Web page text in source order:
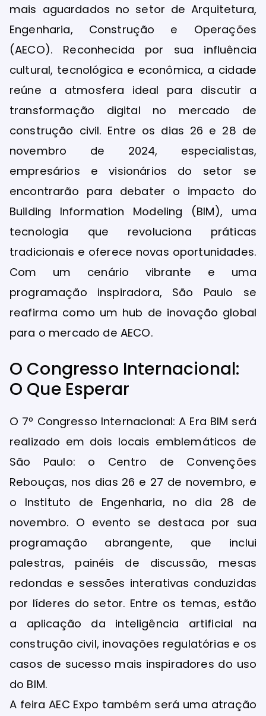
mais aguardados no setor de Arquitetura,
Engenharia, Construção e Operações
(AECO). Reconhecida por sua influência
cultural, tecnológica e econômica, a cidade
reúne a atmosfera ideal para discutir a
transformação digital no mercado de
construção civil. Entre os dias 26 e 28 de
novembro de 2024, especialistas,
empresários e visionários do setor se
encontrarão para debater o impacto do
Building Information Modeling (BIM), uma
tecnologia que revoluciona práticas
tradicionais e oferece novas oportunidades.
Com um cenário vibrante e uma
programação inspiradora, São Paulo se
reafirma como um hub de inovação global
para o mercado de AECO.
O Congresso Internacional:
O Que Esperar
O 7º Congresso Internacional: A Era BIM será
realizado em dois locais emblemáticos de
São Paulo: o Centro de Convenções
Rebouças, nos dias 26 e 27 de novembro, e
o Instituto de Engenharia, no dia 28 de
novembro. O evento se destaca por sua
programação abrangente, que inclui
palestras, painéis de discussão, mesas
redondas e sessões interativas conduzidas
por líderes do setor. Entre os temas, estão
a aplicação da inteligência artificial na
construção civil, inovações regulatórias e os
casos de sucesso mais inspiradores do uso
do BIM.
A feira AEC Expo também será uma atração